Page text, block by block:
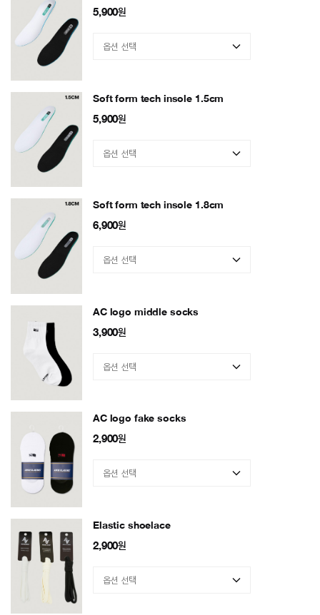
5,900원
Soft form tech insole 1.5cm
5,900원
Soft form tech insole 1.8cm
6,900원
AC logo middle socks
3,900원
AC logo fake socks
2,900원
Elastic shoelace
2,900원